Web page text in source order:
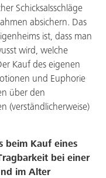
Schicksalsschläge
absichern. Das
ist, dass man
wird, welche
Kauf des eigenen
und Euphorie
über den
(verständlicherweise)
beim Kauf eines
bei einer
im Alter